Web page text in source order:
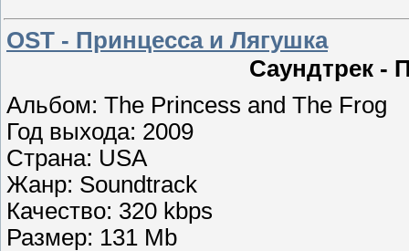
OST - Принцесса и Лягушка
Саундтрек -
Альбом: The Princess and The Frog
Год выхода: 2009
Страна: USA
Жанр: Soundtrack
Качество: 320 kbps
Размер: 131 Mb